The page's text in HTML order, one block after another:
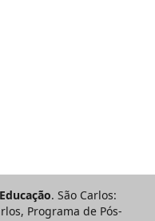
. São Carlos:
Programa de Pós-